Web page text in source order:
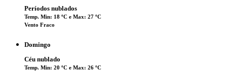
Períodos nublados
Temp. Min: 18 ºC e Max: 27 ºC
Vento Fraco
Domingo
Céu nublado
Temp. Min: 20 ºC e Max: 26 ºC